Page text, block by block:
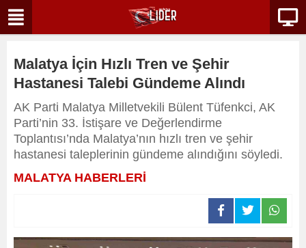
Malatya İçin Hızlı Tren ve Şehir
Hastanesi Talebi Gündeme Alındı
AK Parti Malatya Milletvekili Bülent Tüfenkci, AK
Parti’nin 33. İstişare ve Değerlendirme
Toplantısı’nda Malatya’nın hızlı tren ve şehir
hastanesi taleplerinin gündeme alındığını söyledi.
MALATYA HABERLERİ